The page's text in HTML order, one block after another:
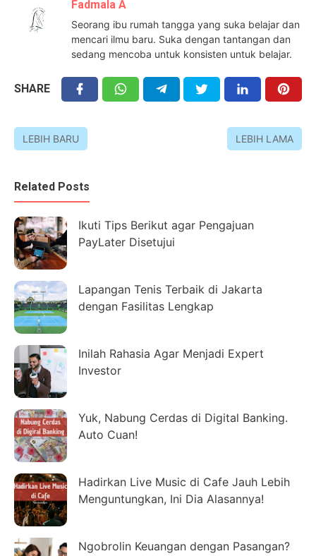
Fadmala A
Seorang ibu rumah tangga yang suka belajar dan
mencari ilmu baru. Suka dengan tantangan dan
sedang mencoba untuk konsisten untuk belajar.
SHARE
LEBIH BARU LEBIH LAMA
Related Posts
Ikuti Tips Berikut agar Pengajuan
PayLater Disetujui
Lapangan Tenis Terbaik di Jakarta
dengan Fasilitas Lengkap
Inilah Rahasia Agar Menjadi Expert
Investor
Yuk, Nabung Cerdas di Digital Banking.
Auto Cuan!
Hadirkan Live Music di Cafe Jauh Lebih
Menguntungkan, Ini Dia Alasannya!
Ngobrolin Keuangan dengan Pasangan?